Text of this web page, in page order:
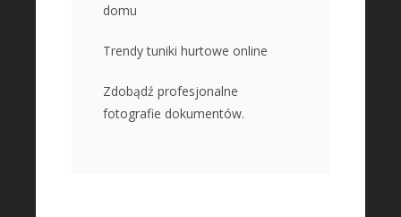
domu
Trendy tuniki hurtowe online
Zdobądź profesjonalne
fotografie dokumentów.